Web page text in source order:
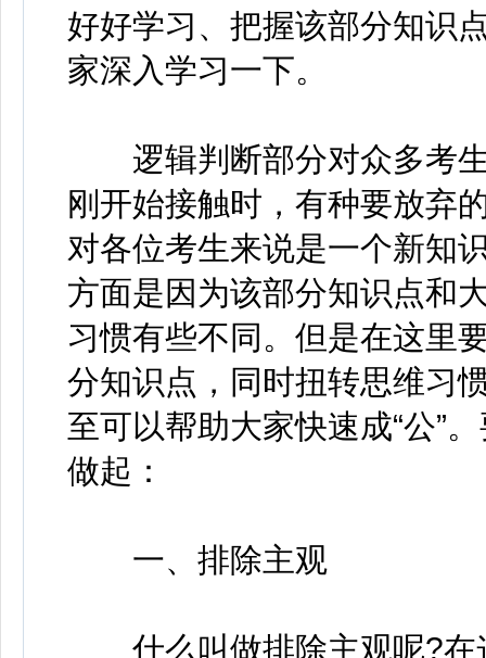
好好学习、把握该部分知识
家深入学习一下。
逻辑判断部分对众多考生
刚开始接触时，有种要放弃
对各位考生来说是一个新知
方面是因为该部分知识点和
习惯有些不同。但是在这里
分知识点，同时扭转思维习
至可以帮助大家快速成“公”
做起：
一、排除主观
什么叫做排除主观呢?在